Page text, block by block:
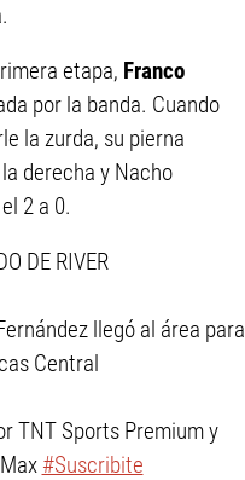
etapa, Franco
por la banda. Cuando
la zurda, su pierna
derecha y Nacho
2 a 0.
DE RIVER
llegó al área para
Central
TNT Sports Premium y
#Suscribite